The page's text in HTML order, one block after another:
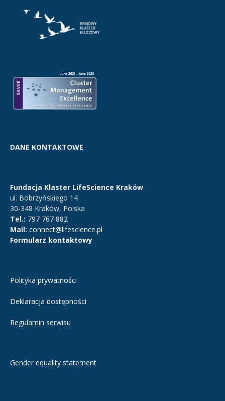
DANE KONTAKTOWE
Fundacja Klaster LifeScience Kraków
ul. Bobrzyńskiego 14
30-348 Kraków, Polska
Tel.: 797 767 882
Mail: connect@lifescience.pl
Formularz kontaktowy
Polityka prywatności
Deklaracja dostępności
Regulamin serwisu
Gender equality statement